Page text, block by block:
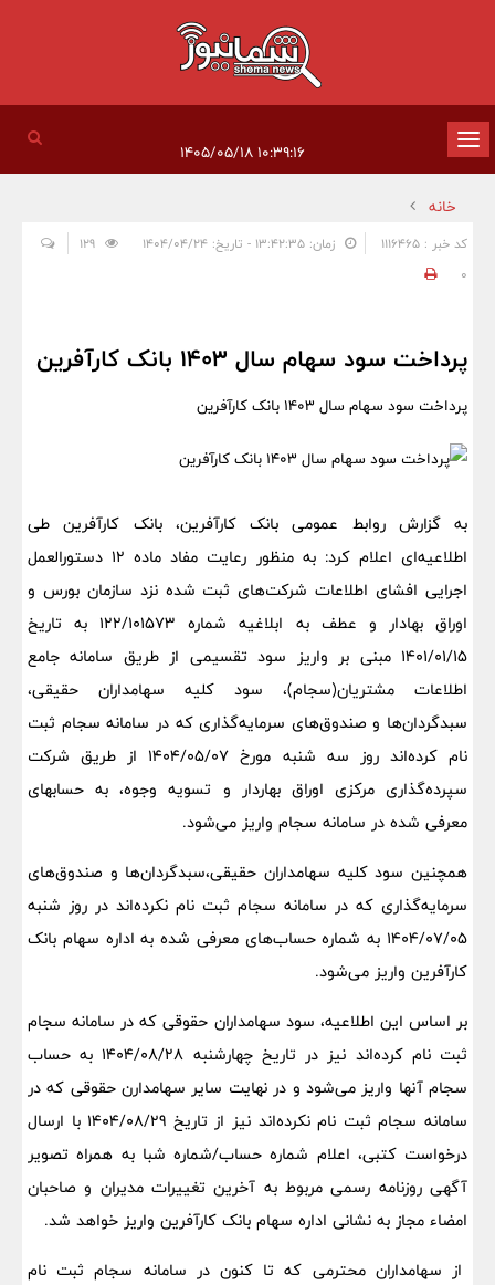
تغییر
وضعیت
ناوبری
خانه
کد خبر : 1116465 زمان: ۱۳:۴۲:۳۵ - تاریخ: ۱۴۰۴/۰۴/۲۴
0
پرداخت سود سهام سال ۱۴۰۳ بانک کارآفرین
پرداخت سود سهام سال ۱۴۰۳ بانک کارآفرین
به گزارش روابط عمومی بانک کارآفرین، بانک کارآفرین طی
اطلاعیه‌ای اعلام کرد: به منظور رعایت مفاد ماده ۱۲ دستورالعمل
اجرایی افشای اطلاعات شرکت‌های ثبت شده نزد سازمان بورس و
اوراق بهادار و عطف به ابلاغیه شماره ۱۲۲/۱۰۱۵۷۳ به تاریخ
۱۴۰۱/۰۱/۱۵ مبنی بر واریز سود تقسیمی از طریق سامانه جامع
اطلاعات مشتریان(سجام)، سود کلیه سهامداران حقیقی،
سبدگردان‌ها و صندوق‌های سرمایه‌گذاری که در سامانه سجام ثبت
نام کرده‌اند روز سه شنبه مورخ ۱۴۰۴/۰۵/۰۷ از طریق شرکت
سپرده‌گذاری مرکزی اوراق بهاردار و تسویه وجوه، به حسابهای
معرفی شده در سامانه سجام واریز می‌شود.
همچنین سود کلیه سهامداران حقیقی،سبدگردان‌ها و صندوق‌های
سرمایه‌گذاری که در سامانه سجام ثبت نام نکرده‌اند در روز شنبه
۱۴۰۴/۰۷/۰۵ به شماره حساب‌های معرفی شده به اداره سهام بانک
کارآفرین واریز می‌شود.
بر اساس این اطلاعیه، سود سهامداران حقوقی که در سامانه سجام
ثبت نام کرده‌اند نیز در تاریخ چهارشنبه ۱۴۰۴/۰٨/٢٨ به حساب
سجام آنها واریز می‌شود و در نهایت سایر سهامدارن حقوقی که در
سامانه سجام ثبت نام نکرده‌اند نیز از تاریخ ۱۴۰۴/۰٨/٢٩ با ارسال
درخواست کتبی، اعلام شماره حساب/شماره شبا به همراه تصویر
آگهی روزنامه رسمی مربوط به آخرین تغییرات مدیران و صاحبان
امضاء مجاز به نشانی اداره سهام بانک کارآفرین واریز خواهد شد.
از سهامداران محترمی که تا کنون در سامانه سجام ثبت نام